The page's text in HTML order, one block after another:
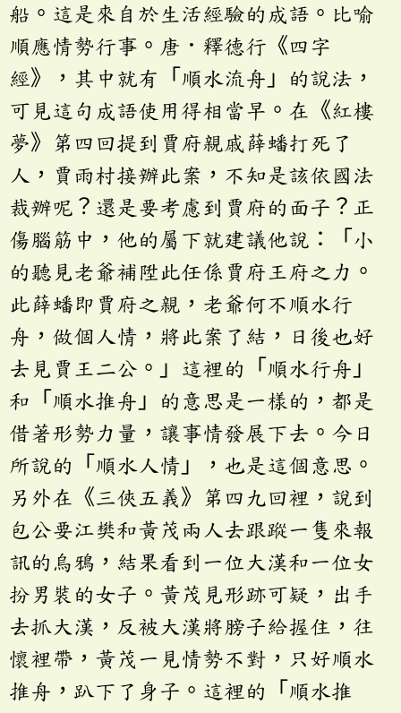
船。這是來自於生活經驗的成語。比喻
順應情勢行事。唐．釋德行《四字
經》，其中就有「順水流舟」的說法，
可見這句成語使用得相當早。在《紅樓
夢》第四回提到賈府親戚薛蟠打死了
人，賈雨村接辦此案，不知是該依國法
裁辦呢？還是要考慮到賈府的面子？正
傷腦筋中，他的屬下就建議他說：「小
的聽見老爺補陞此任係賈府王府之力。
此薛蟠即賈府之親，老爺何不順水行
舟，做個人情，將此案了結，日後也好
去見賈王二公。」這裡的「順水行舟」
和「順水推舟」的意思是一樣的，都是
借著形勢力量，讓事情發展下去。今日
所說的「順水人情」，也是這個意思。
另外在《三俠五義》第四九回裡，說到
包公要江樊和黃茂兩人去跟蹤一隻來報
訊的烏鴉，結果看到一位大漢和一位女
扮男裝的女子。黃茂見形跡可疑，出手
去抓大漢，反被大漢將膀子給握住，往
懷裡帶，黃茂一見情勢不對，只好順水
推舟，趴下了身子。這裡的「順水推